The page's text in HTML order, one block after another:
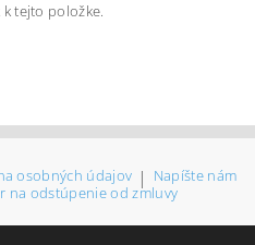
tejto položke.
osobných údajov | Napíšte nám
na odstúpenie od zmluvy